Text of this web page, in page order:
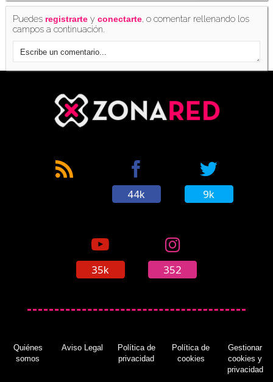
Puedes registrarte yconectarte, o comentar rellenando los
campos a continuación.
44k 9k
35k 352
Quiénes
somos
Aviso Legal
Política de
privacidad
Política de
cookies
Gestionar
cookies y
privacidad